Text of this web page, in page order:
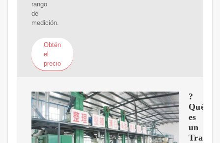
rango
de
medición.
Obtén
el
precio
?
Qué
es
un